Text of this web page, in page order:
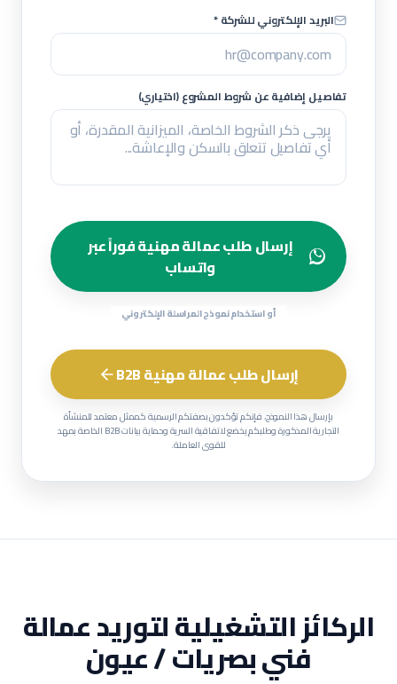
البريد الإلكتروني للشركة *
تفاصيل إضافية عن شروط المشروع (اختياري)
إرسال طلب عمالة مهنية فوراً عبر
واتساب
أو استخدام نموذج المراسلة الإلكتروني
إرسال طلب عمالة مهنية B2B
بإرسال هذا النموذج، فإنكم تؤكدون بصفتكم الرسمية كممثل معتمد للمنشأة
التجارية المذكورة وطلبكم يخضع لاتفاقية السرية وحماية بيانات B2B الخاصة بمهد
للقوى العاملة.
الركائز التشغيلية لتوريد عمالة
فني بصريات / عيون